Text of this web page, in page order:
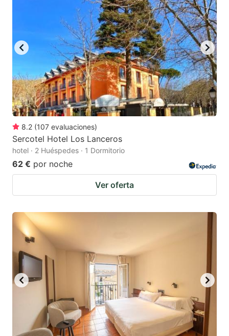
8.2 (107 evaluaciones)
Sercotel Hotel Los Lanceros
hotel · 2 Huéspedes · 1 Dormitorio
62 € por noche
Ver oferta